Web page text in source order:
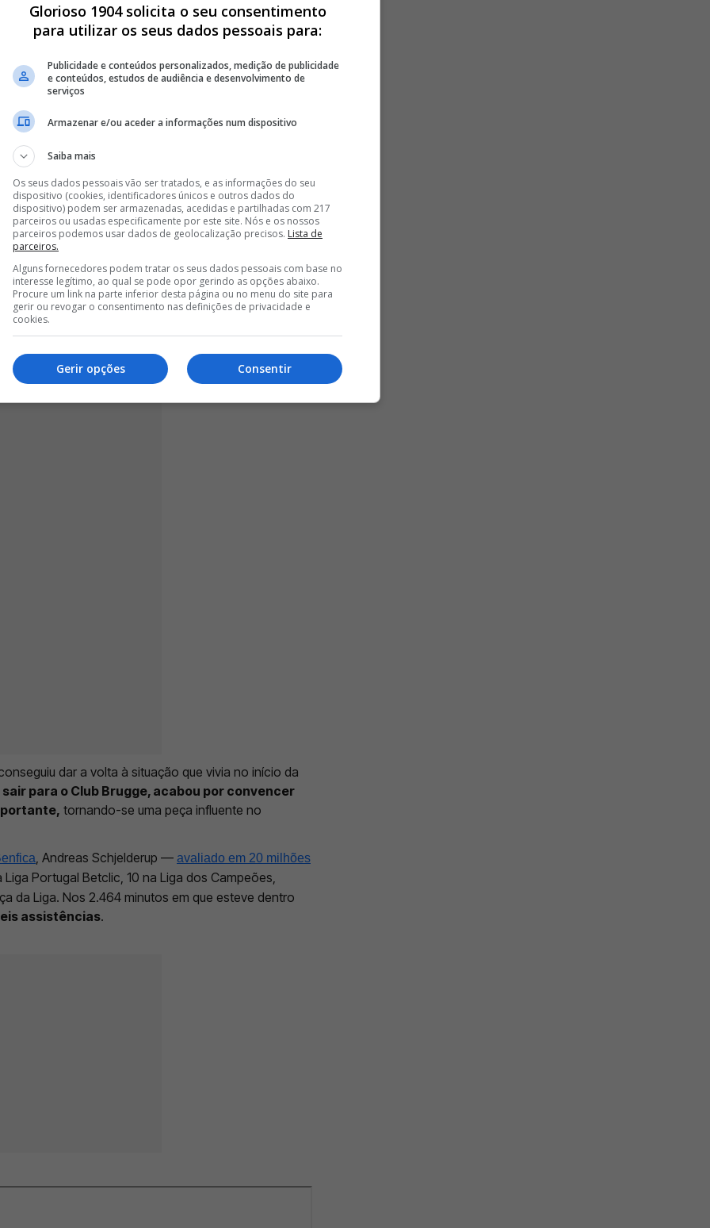
NICOLAU AVALIA PÉROLA DO BENFICA: "VALE MAIS DO QUE
EM TENTAR VENDER CRAQUE DO PLANTEL: "DEVIA MANTÊ-
E JÁ ESTABELECEU VALOR PARA UMA TRANSFERÊNCIA
<
uma eventual saída ea mesma fonte aponta
de euros,que tem contrato até 2028 e cláusula de
Milan, também Barcelona eComo continuam atentos
dar a volta à situação que vivia no início da
para o Club Brugge, acabou por convencer
tornando-se uma peça influente no
, Andreas Schjelderup — avaliado em 20 milhões
Portugal Betclic, 10 na Liga dos Campeões,
da Liga. Nos 2.464 minutos em que esteve dentro
assistências.
Glorioso 1904 solicita o seu consentimento
para utilizar os seus dados pessoais para:
Publicidade e conteúdos personalizados, medição de publicidade
e conteúdos, estudos de audiência e desenvolvimento de
serviços
Armazenar e/ou aceder a informações num dispositivo
Saiba mais
Os seus dados pessoais vão ser tratados, e as informações do seu
dispositivo (cookies, identificadores únicos e outros dados do
dispositivo) podem ser armazenadas, acedidas e partilhadas com 217
parceiros ou usadas especificamente por este site. Nós e os nossos
parceiros podemos usar dados de geolocalização precisos. Lista de
parceiros.
Alguns fornecedores podem tratar os seus dados pessoais com base no
interesse legítimo, ao qual se pode opor gerindo as opções abaixo.
Procure um link na parte inferior desta página ou no menu do site para
gerir ou revogar o consentimento nas definições de privacidade e
cookies.
Consentir
Gerir opções